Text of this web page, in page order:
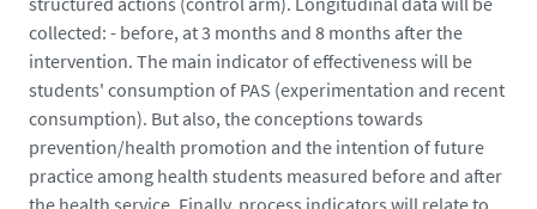
collected: - before, at 3 months and 8 months after the
intervention. The main indicator of effectiveness will be
students' consumption of PAS (experimentation and recent
consumption). But also, the conceptions towards
prevention/health promotion and the intention of future
practice among health students measured before and after
the health service. Finally, process indicators will relate to